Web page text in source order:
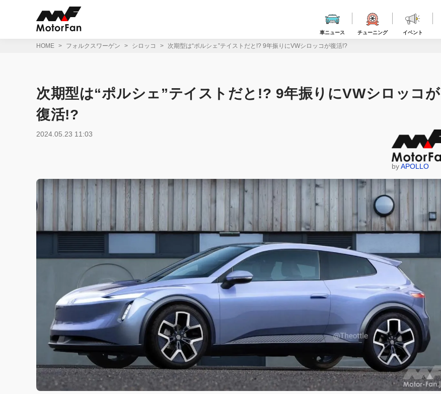
車ニュース チューニング イベント
HOME フォルクスワーゲン シロッコ 次期型は“ポルシェ”テイストだと!? 9年振りにVWシロッコが復活!?
次期型は“ポルシェ”テイストだと!? 9年振りにVWシロッコが
復活!?
2024.05.23 11:03
byAPOLLO